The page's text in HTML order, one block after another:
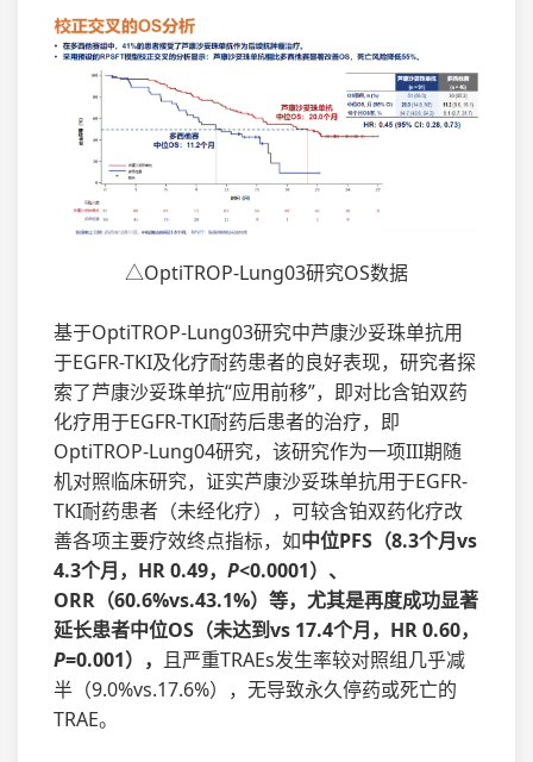
△OptiTROP-Lung03研究OS数据
基于OptiTROP-Lung03研究中芦康沙妥珠单抗用
于EGFR-TKI及化疗耐药患者的良好表现，研究者探
索了芦康沙妥珠单抗“应用前移”，即对比含铂双药
化疗用于EGFR-TKI耐药后患者的治疗，即
OptiTROP-Lung04研究，该研究作为一项III期随
机对照临床研究，证实芦康沙妥珠单抗用于EGFR-
TKI耐药患者（未经化疗），可较含铂双药化疗改
善各项主要疗效终点指标，如中位PFS（8.3个月vs
4.3个月，HR 0.49， P<0.0001）、
ORR（60.6%vs.43.1%）等，尤其是再度成功显著
延长患者中位OS（未达到vs 17.4个月，HR 0.60，
P=0.001）， 且严重TRAEs发生率较对照组几乎减
半（9.0%vs.17.6%），无导致永久停药或死亡的
TRAE。